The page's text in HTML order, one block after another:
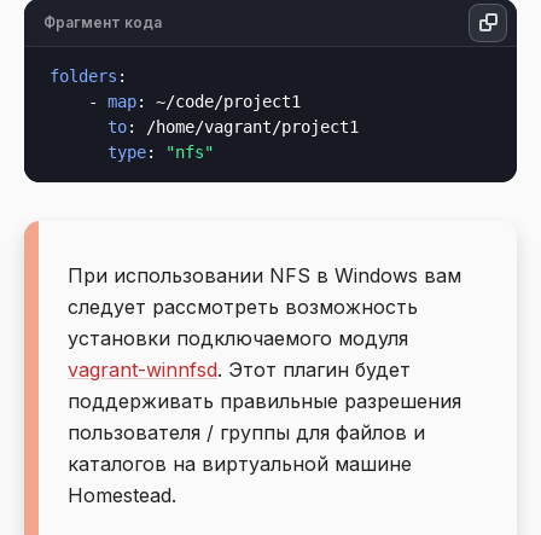
Фрагмент кода
folders :
    -
map: ~/code/project1
to: /home/vagrant/project1
type: "nfs"
При использовании NFS в Windows вам
следует рассмотреть возможность
установки подключаемого модуля
vagrant-winnfsd. Этот плагин будет
поддерживать правильные разрешения
пользователя / группы для файлов и
каталогов на виртуальной машине
Homestead.